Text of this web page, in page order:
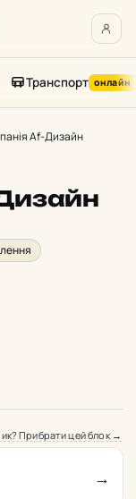
Транспорт онлайн
Af-Дизайн
Прибрати цей блок →
→